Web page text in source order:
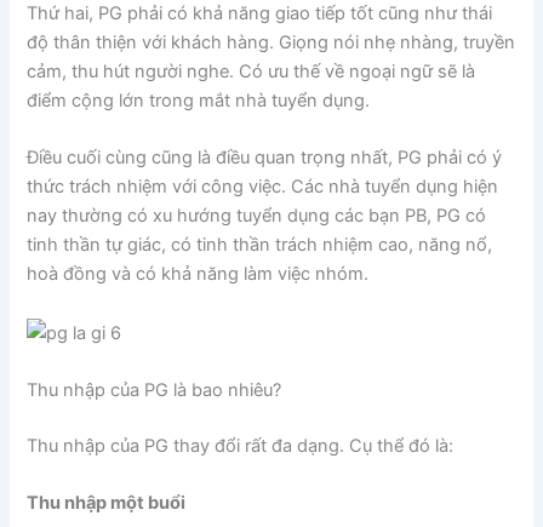
Thứ hai, PG phải có khả năng giao tiếp tốt cũng như thái
độ thân thiện với khách hàng. Giọng nói nhẹ nhàng, truyền
cảm, thu hút người nghe. Có ưu thế về ngoại ngữ sẽ là
điểm cộng lớn trong mắt nhà tuyển dụng.
Điều cuối cùng cũng là điều quan trọng nhất, PG phải có ý
thức trách nhiệm với công việc. Các nhà tuyển dụng hiện
nay thường có xu hướng tuyển dụng các bạn PB, PG có
tinh thần tự giác, có tinh thần trách nhiệm cao, năng nổ,
hoà đồng và có khả năng làm việc nhóm.
Thu nhập của PG là bao nhiêu?
Thu nhập của PG thay đổi rất đa dạng. Cụ thể đó là:
Thu nhập một buổi